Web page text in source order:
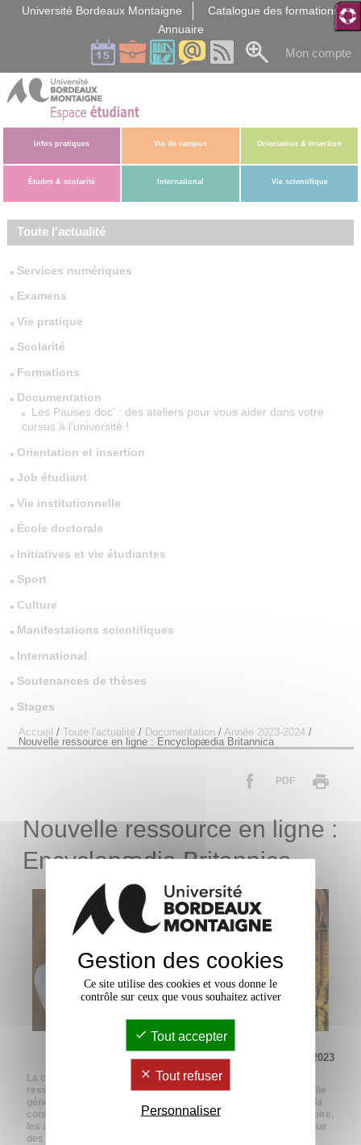
Université Bordeaux Montaigne
Catalogue des formations
Annuaire
Mon compte
Infos pratiques Vie de campus Orientation & insertion
Études & scolarité International Vie scientifique
Toute l'actualité
Services numériques
Examens
Vie pratique
Scolarité
Formations
Documentation
Les Pauses doc' : des ateliers pour vous aider dans votre
cursus à l'université !
Orientation et insertion
Job étudiant
Vie institutionnelle
École doctorale
Initiatives et vie étudiantes
Sport
Culture
Manifestations scientifiques
International
Soutenances de thèses
Stages
Accueil / Toute l'actualité/ Documentation / Année 2023-2024/
Nouvelle ressource en ligne : Encyclopædia Britannica
PDF
Nouvelle ressource en ligne :
Encyclopædia Britannica
Mis à jour le 16 octobre 2023
La célèbre Encyclopædia Britannicarejoint les nombreuses
ressources numériques proposées par l'université. Encyclopédie
généraliste de langue anglaise couvrant diverses branches de la
connaissance humaine, elle aborde aussi bien la science, l'histoire,
les affaires, les arts, la culture, la géographie, la géologie, etc. que
des questions plus contemporaines.
Gestion des cookies
Gestion des cookies
Ce site utilise des cookies et vous donne le
contrôle sur ceux que vous souhaitez activer
Tout accepter
Tout refuser
Personnaliser